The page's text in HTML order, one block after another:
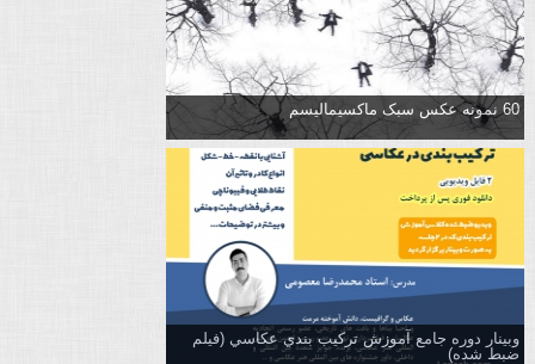
60 نمونه عکس سبک ماکسیمالیسم
وبینار دوره جامع آموزش تركيب بندي عكاسي (فیلم
ضبط شده)